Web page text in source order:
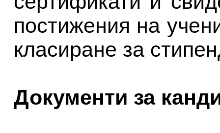
постижения на
класиране за
Документи за